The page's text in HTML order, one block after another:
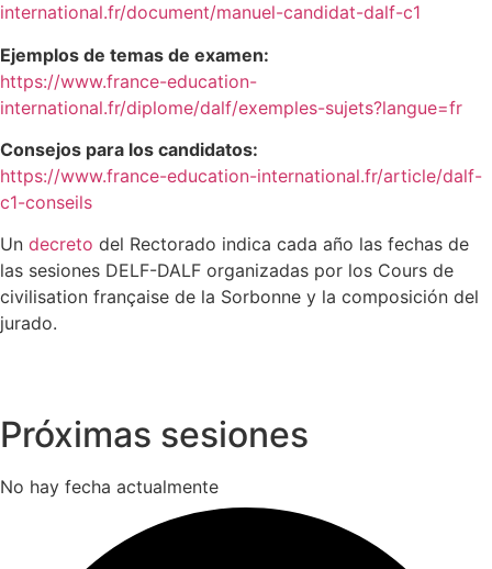
international.fr/document/manuel-candidat-dalf-c1
Ejemplos de temas de examen:
https://www.france-education-
international.fr/diplome/dalf/exemples-sujets?langue=fr
Consejos para los candidatos:
https://www.france-education-international.fr/article/dalf-
c1-conseils
Un decreto del Rectorado indica cada año las fechas de
las sesiones DELF-DALF organizadas por los Cours de
civilisation française de la Sorbonne y la composición del
jurado.
Próximas sesiones
No hay fecha actualmente